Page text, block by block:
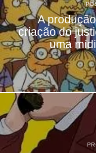
A
criação do
uma